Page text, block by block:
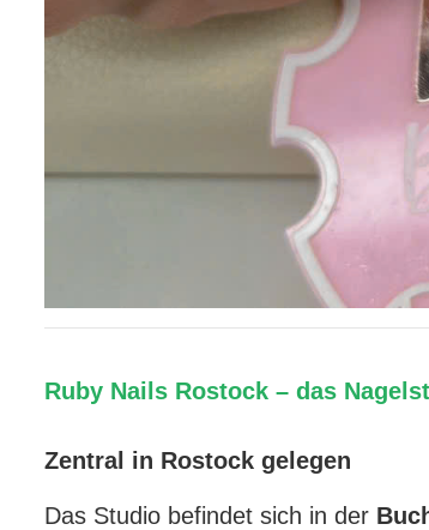
Ruby Nails Rostock – das
Zentral in Rostock gelegen
Das Studio befindet sich in der